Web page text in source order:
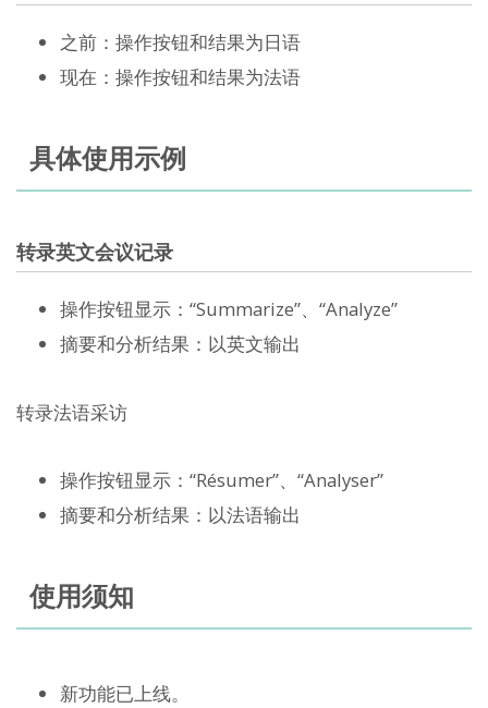
之前：操作按钮和结果为日语
现在：操作按钮和结果为法语
具体使用示例
转录英文会议记录
操作按钮显示：“Summarize”、“Analyze”
摘要和分析结果：以英文输出
转录法语采访
操作按钮显示：“Résumer”、“Analyser”
摘要和分析结果：以法语输出
使用须知
新功能已上线。